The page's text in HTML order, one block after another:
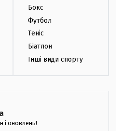
Бокс
Футбол
Теніс
Біатлон
Інші види спорту
і оновлень!